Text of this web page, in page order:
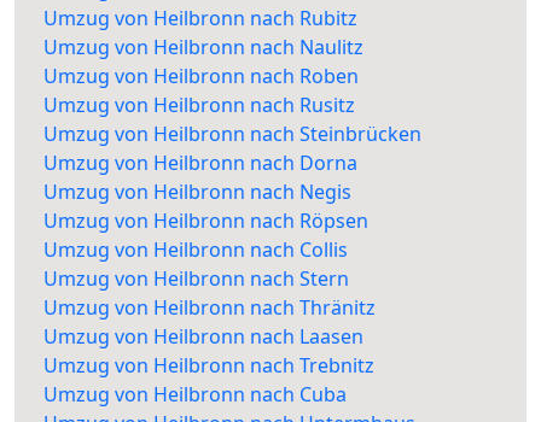
Umzug von Heilbronn nach Rubitz
Umzug von Heilbronn nach Naulitz
Umzug von Heilbronn nach Roben
Umzug von Heilbronn nach Rusitz
Umzug von Heilbronn nach Steinbrücken
Umzug von Heilbronn nach Dorna
Umzug von Heilbronn nach Negis
Umzug von Heilbronn nach Röpsen
Umzug von Heilbronn nach Collis
Umzug von Heilbronn nach Stern
Umzug von Heilbronn nach Thränitz
Umzug von Heilbronn nach Laasen
Umzug von Heilbronn nach Trebnitz
Umzug von Heilbronn nach Cuba